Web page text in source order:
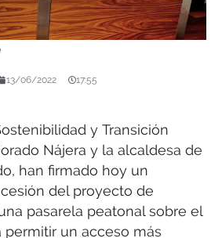
13/06/2022 17:55
y Transición
Nájera y la alcaldesa de
han firmado hoy un
del proyecto de
pasarela peatonal sobre el
permitir un acceso más